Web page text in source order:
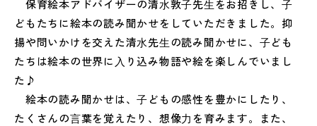
保育絵本アドバイザーの清⽔敦⼦先⽣をお招きし、⼦
どもたちに絵本の読み聞かせをしていただきました。抑
揚や問いかけを交えた清⽔先⽣の読み聞かせに、⼦ども
たちは絵本の世界に⼊り込み物語や絵を楽しんでいまし
た♪
絵本の読み聞かせは、⼦どもの感性を豊かにしたり、
たくさんの⾔葉を覚えたり、想像⼒を育みます。また、